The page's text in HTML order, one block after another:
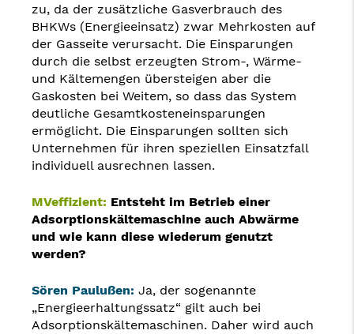
zu, da der zusätzliche Gasverbrauch des
BHKWs (Energieeinsatz) zwar Mehrkosten auf
der Gasseite verursacht. Die Einsparungen
durch die selbst erzeugten Strom-, Wärme-
und Kältemengen übersteigen aber die
Gaskosten bei Weitem, so dass das System
deutliche Gesamtkosteneinsparungen
ermöglicht. Die Einsparungen sollten sich
Unternehmen für ihren speziellen Einsatzfall
individuell ausrechnen lassen.
MVeffizient: Entsteht im Betrieb einer
Adsorptionskältemaschine auch Abwärme
und wie kann diese wiederum genutzt
werden?
Sören Paulußen: Ja, der sogenannte
„Energieerhaltungssatz“ gilt auch bei
Adsorptionskältemaschinen. Daher wird auch